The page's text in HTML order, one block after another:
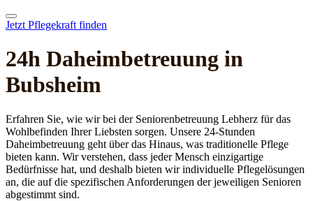
Jetzt Pflegekraft finden
24h Daheim­betreuung in
Bubsheim
Erfahren Sie, wie wir bei der Seniorenbetreuung Lebherz für das
Wohlbefinden Ihrer Liebsten sorgen. Unsere 24-Stunden
Daheimbetreuung geht über das Hinaus, was traditionelle Pflege
bieten kann. Wir verstehen, dass jeder Mensch einzigartige
Bedürfnisse hat, und deshalb bieten wir individuelle Pflegelösungen
an, die auf die spezifischen Anforderungen der jeweiligen Senioren
abgestimmt sind.